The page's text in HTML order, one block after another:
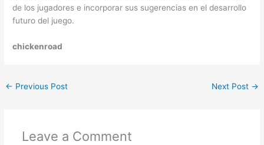
de los jugadores e incorporar sus sugerencias en el desarrollo
futuro del juego.
chickenroad
← Previous Post Next Post →
Leave a Comment